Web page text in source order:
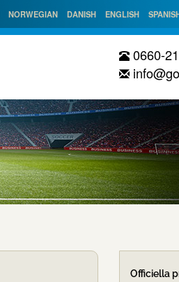
NORWEGIAN DANISH ENGLISH
0660-
Officiella